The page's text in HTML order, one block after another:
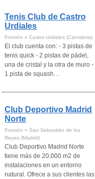
Tenis Club de Castro
Urdiales
Frontón » Castro-Urdiales (Cantabria)
El club cuenta con: - 3 pistas de
tenis quick - 2 pistas de pádel,
una de cristal y la otra de muro -
1 pista de squash…
Club Deportivo Madrid
Norte
Frontón » San Sebastián de los
Reyes (Madrid)
Club Deportivo Madrid Norte
tiene más de 20.000 m2 de
instalaciones en un entorno
natural. Ofrece a sus clientes las